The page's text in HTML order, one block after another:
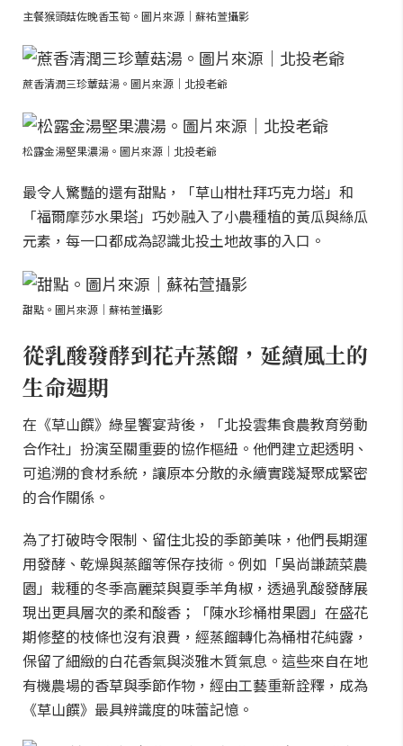
主餐猴頭菇佐晚香玉筍。圖片來源｜蘇祐萱攝影
蔗香清潤三珍蕈菇湯。圖片來源｜北投老爺
松露金湯堅果濃湯。圖片來源｜北投老爺
最令人驚豔的還有甜點，「草山柑杜拜巧克力塔」和
「福爾摩莎水果塔」巧妙融入了小農種植的黃瓜與絲瓜
元素，每一口都成為認識北投土地故事的入口。
甜點。圖片來源｜蘇祐萱攝影
從乳酸發酵到花卉蒸餾，延續風土的
生命週期
在《草山饌》綠星饗宴背後，「北投雲集食農教育勞動
合作社」扮演至關重要的協作樞紐。他們建立起透明、
可追溯的食材系統，讓原本分散的永續實踐凝聚成緊密
的合作關係。
為了打破時令限制、留住北投的季節美味，他們長期運
用發酵、乾燥與蒸餾等保存技術。例如「吳尚謙蔬菜農
園」栽種的冬季高麗菜與夏季羊角椒，透過乳酸發酵展
現出更具層次的柔和酸香；「陳水珍桶柑果園」在盛花
期修整的枝條也沒有浪費，經蒸餾轉化為桶柑花純露，
保留了細緻的白花香氣與淡雅木質氣息。這些來自在地
有機農場的香草與季節作物，經由工藝重新詮釋，成為
《草山饌》最具辨識度的味蕾記憶。